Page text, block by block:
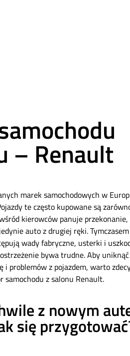
– Renault
marek samochodowych w
te często kupowane są
kierowców panuje przekonanie,
auto z drugiej ręki.
wady fabryczne, usterki i
bywa trudne. Aby
i problemów z pojazdem, warto
samochodu z salonu Renault.
z nowym
się